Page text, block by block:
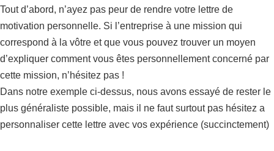
Tout d’abord, n’ayez pas peur de rendre votre lettre de
motivation personnelle. Si l’entreprise à une mission qui
correspond à la vôtre et que vous pouvez trouver un moyen
d’expliquer comment vous êtes personnellement concerné par
cette mission, n’hésitez pas !
Dans notre exemple ci-dessus, nous avons essayé de rester le
plus généraliste possible, mais il ne faut surtout pas hésitez a
personnaliser cette lettre avec vos expérience (succinctement)